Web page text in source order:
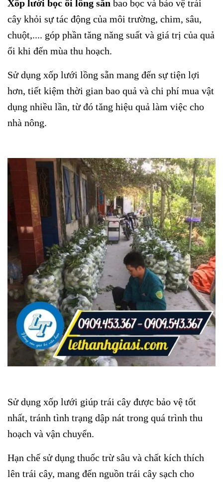
Xốp lưới bọc ổi lồng sẵn bao bọc và bảo vệ trái
cây khỏi sự tác động của môi trường, chim, sâu,
chuột,.... góp phần tăng năng suất và giá trị của quả
ổi khi đến mùa thu hoạch.
Sử dụng xốp lưới lồng sẵn mang đến sự tiện lợi
hơn, tiết kiệm thời gian bao quả và chi phí mua vật
dụng nhiều lần, từ đó tăng hiệu quả làm việc cho
nhà nông.
Sử dụng xốp lưới giúp trái cây được bảo vệ tốt
nhất, tránh tình trạng dập nát trong quá trình thu
hoạch và vận chuyển.
Hạn chế sử dụng thuốc trừ sâu và chất kích thích
lên trái cây, mang đến nguồn trái cây sạch cho